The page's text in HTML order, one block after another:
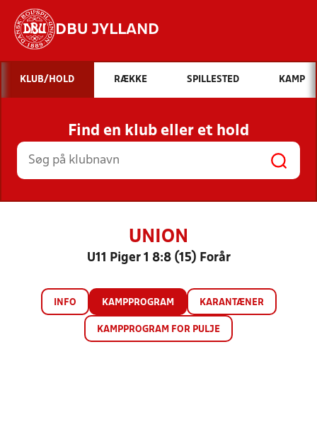
DBU JYLLAND
Hvad vil du søge efter?
INDHOLD OG NYHEDER
STILLINGER, RESULTATER, KLUBBER OG
HOLD
KLUB/HOLD RÆKKE SPILLESTED KAMP
Find en klub eller et hold
UNION
U11 Piger 1 8:8 (15) Forår
INFO KAMPPROGRAM KARANTÆNER
KAMPPROGRAM FOR PULJE